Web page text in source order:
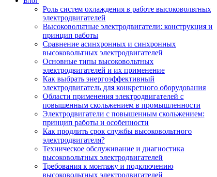
Роль систем охлаждения в работе высоковольтных
электродвигателей
Высоковольтные электродвигатели: конструкция и
принцип работы
Сравнение асинхронных и синхронных
высоковольтных электродвигателей
Основные типы высоковольтных
электродвигателей и их применение
Как выбрать энергоэффективный
электродвигатель для конкретного оборудования
Области применения электродвигателей с
повышенным скольжением в промышленности
Электродвигатели с повышенным скольжением:
принцип работы и особенности
Как продлить срок службы высоковольтного
электродвигателя?
Техническое обслуживание и диагностика
высоковольтных электродвигателей
Требования к монтажу и подключению
высоковольтных электродвигателей